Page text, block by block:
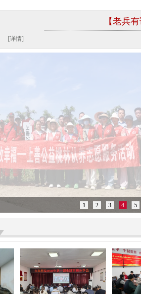
【老兵
[详情]
1 2 3 4 5